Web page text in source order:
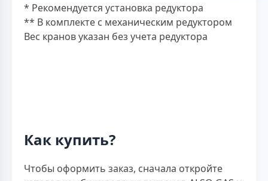
* Рекомендуется установка редуктора
** В комплекте с механическим редуктором
Вес кранов указан без учета редуктора
Как купить?
Чтобы оформить заказ, сначала откройте